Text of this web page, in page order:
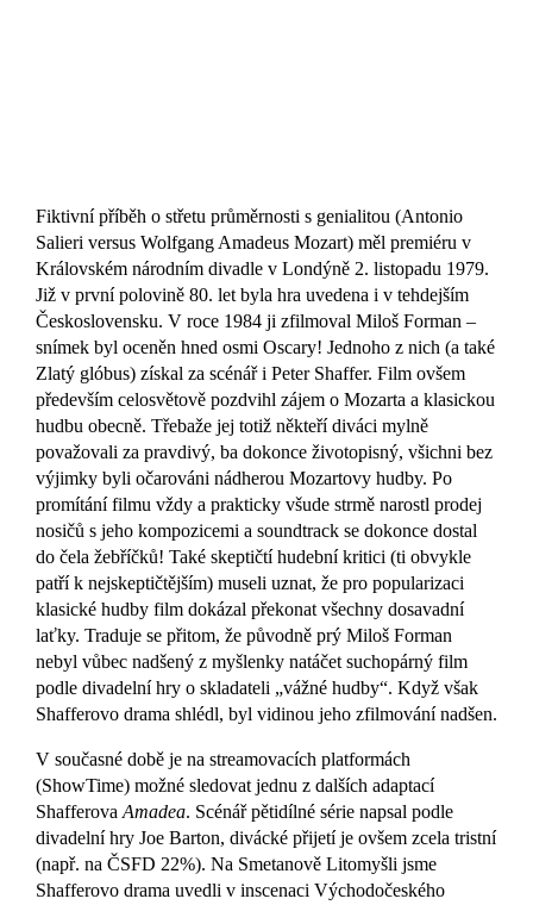
Fiktivní příběh o střetu průměrnosti s genialitou (Antonio
Salieri versus Wolfgang Amadeus Mozart) měl premiéru v
Královském národním divadle v Londýně 2. listopadu 1979.
Již v první polovině 80. let byla hra uvedena i v tehdejším
Československu. V roce 1984 ji zfilmoval Miloš Forman –
snímek byl oceněn hned osmi Oscary! Jednoho z nich (a také
Zlatý glóbus) získal za scénář i Peter Shaffer. Film ovšem
především celosvětově pozdvihl zájem o Mozarta a klasickou
hudbu obecně. Třebaže jej totiž někteří diváci mylně
považovali za pravdivý, ba dokonce životopisný, všichni bez
výjimky byli očarováni nádherou Mozartovy hudby. Po
promítání filmu vždy a prakticky všude strmě narostl prodej
nosičů s jeho kompozicemi a soundtrack se dokonce dostal
do čela žebříčků! Také skeptičtí hudební kritici (ti obvykle
patří k nejskeptičtějším) museli uznat, že pro popularizaci
klasické hudby film dokázal překonat všechny dosavadní
laťky. Traduje se přitom, že původně prý Miloš Forman
nebyl vůbec nadšený z myšlenky natáčet suchopárný film
podle divadelní hry o skladateli „vážné hudby“. Když však
Shafferovo drama shlédl, byl vidinou jeho zfilmování nadšen.
V současné době je na streamovacích platformách
(ShowTime) možné sledovat jednu z dalších adaptací
Shafferova Amadea. Scénář pětidílné série napsal podle
divadelní hry Joe Barton, divácké přijetí je ovšem zcela tristní
(např. na ČSFD 22%). Na Smetanově Litomyšli jsme
Shafferovo drama uvedli v inscenaci Východočeského